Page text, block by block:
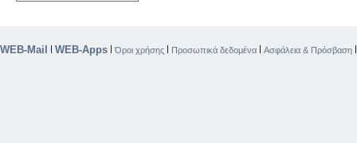
WEB-Mail WEB-Apps |Όροι χρήσης Προσωπικά δεδομένα Ασφάλεια & Πρόσβαση